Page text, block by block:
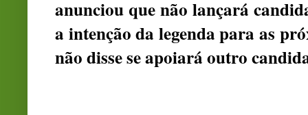
anunciou que não lançará
a intenção da legenda para as
não disse se apoiará outro